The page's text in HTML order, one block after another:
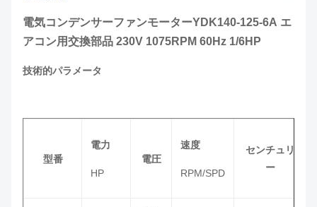
電気コンデンサーファンモーターYDK140-125-6A エ
アコン用交換部品 230V 1075RPM 60Hz 1/6HP
技術的パラメータ
型番
電力
HP
電圧
速度
RPM/SPD
センチュリ
ー